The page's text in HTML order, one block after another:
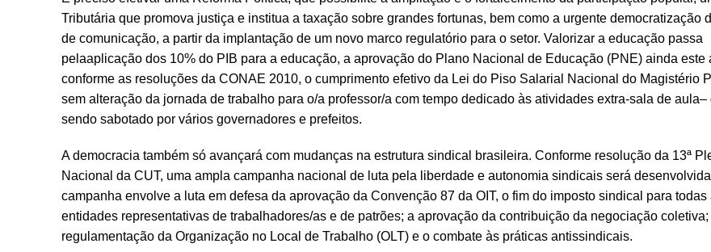
Tributária que promova justiça e institua a taxação sobre grandes fortunas, bem como a urgente democratização
de comunicação, a partir da implantação de um novo marco regulatório para o setor. Valorizar a educação passa
pelaaplicação dos 10% do PIB para a educação, a aprovação do Plano Nacional de Educação (PNE) ainda este
conforme as resoluções da CONAE 2010, o cumprimento efetivo da Lei do Piso Salarial Nacional do Magistério
sem alteração da jornada de trabalho para o/a professor/a com tempo dedicado às atividades extra-sala de aula–
sendo sabotado por vários governadores e prefeitos.
A democracia também só avançará com mudanças na estrutura sindical brasileira. Conforme resolução da 13ª
Nacional da CUT, uma ampla campanha nacional de luta pela liberdade e autonomia sindicais será
campanha envolve a luta em defesa da aprovação da Convenção 87 da OIT, o fim do imposto sindical para todas
entidades representativas de trabalhadores/as e de patrões; a aprovação da contribuição da negociação coletiva;
regulamentação da Organização no Local de Trabalho (OLT) e o combate às práticas antissindicais.